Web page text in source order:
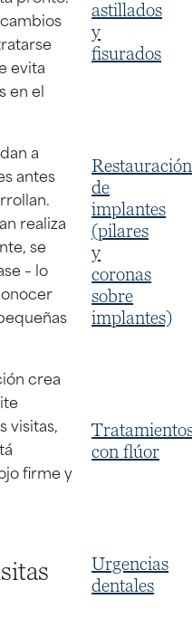
evita
en el
a
antes
realiza
se
– lo
crea
visitas,
firme y
astillados
y
fisurados
Restauración
de
implantes
(pilares
y
coronas
sobre
implantes)
con flúor
Urgencias
dentales